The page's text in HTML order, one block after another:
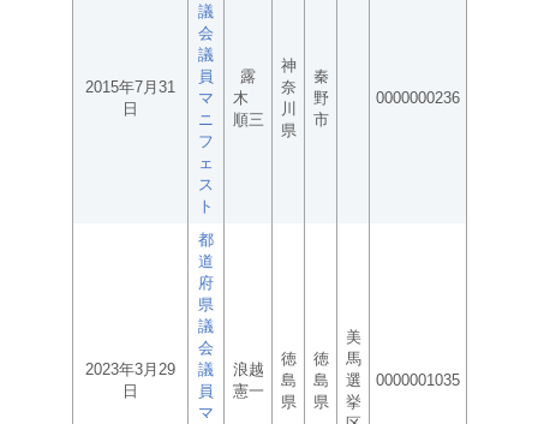
2015年7月31
日
議
会
議
員
マ
ニ
フ
ェ
ス
ト
露
木
順三
神
奈
川
県
秦
野
市
0000000236
2023年3月29
日
都
道
府
県
議
会
議
員
マ
浪越
憲一
徳
島
県
徳
島
県
美
馬
選
挙
0000001035